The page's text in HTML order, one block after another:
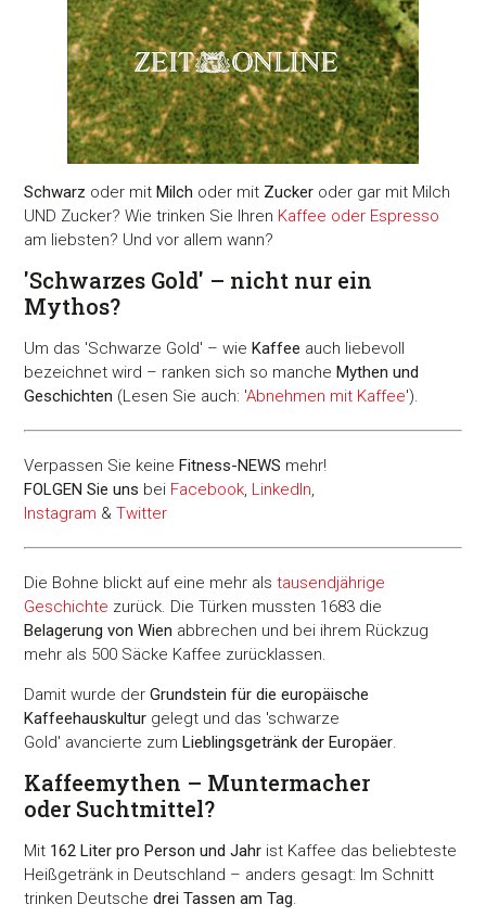
Schwarz oder mitMilch oder mit Zucker oder gar mit Milch
UND Zucker? Wie trinken Sie Ihren Kaffee oder Espresso
am liebsten? Und vor allem wann?
'Schwarzes Gold' – nicht nur ein
Mythos?
Um das 'Schwarze Gold' – wie Kaffee auch liebevoll
bezeichnet wird – ranken sich so manche Mythen und
Geschichten (Lesen Sie auch: 'Abnehmen mit Kaffee').
Verpassen Sie keine Fitness-NEWS mehr!
FOLGEN Sie uns bei Facebook, LinkedIn,
Instagram &Twitter
Die Bohne blickt auf eine mehr alstausendjährige
Geschichte zurück. Die Türken mussten 1683 die
Belagerung von Wien abbrechen und bei ihrem Rückzug
mehr als 500 Säcke Kaffee zurücklassen.
Damit wurde derGrundstein für die europäische
Kaffeehauskultur gelegt und das 'schwarze
Gold' avancierte zumLieblingsgetränk der Europäer.
Kaffeemythen – Muntermacher
oder Suchtmittel?
Mit 162 Liter pro Person und Jahr ist Kaffee das beliebteste
Heißgetränk in Deutschland – anders gesagt: Im Schnitt
trinken Deutschedrei Tassen am Tag.